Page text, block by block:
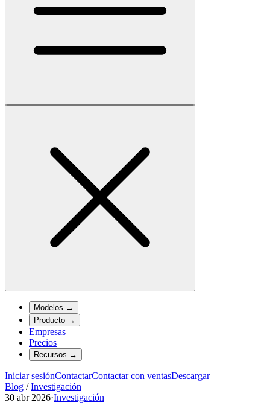
Modelos →
Producto →
Empresas
Precios
Recursos →
Iniciar sesiónContactarContactar con ventasDescargar
Blog / Investigación
30 abr 2026·Investigación